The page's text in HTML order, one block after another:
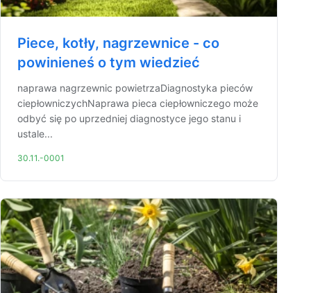
Piece, kotły, nagrzewnice - co
powinieneś o tym wiedzieć
naprawa nagrzewnic powietrzaDiagnostyka pieców
ciepłowniczychNaprawa pieca ciepłowniczego może
odbyć się po uprzedniej diagnostyce jego stanu i
ustale...
30.11.-0001